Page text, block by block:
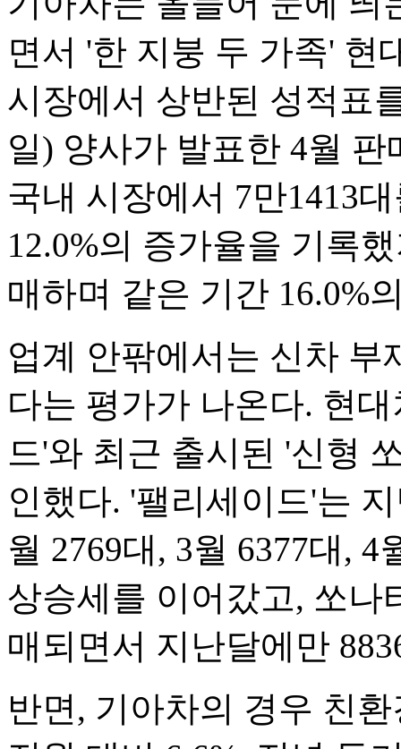
면서 '한 지붕 두 가족' 현
시장에서 상반된 성적표
일) 양사가 발표한 4월
국내 시장에서 7만1413
12.0%의 증가율을 기록
매하며 같은 기간 16.0%
업계 안팎에서는 신차 부
다는 평가가 나온다. 현
드'와 최근 출시된 '신형
인했다. '팰리세이드'는
월 2769대, 3월 6377대,
상승세를 이어갔고, 쏘나
매되면서 지난달에만
반면, 기아차의 경우 친